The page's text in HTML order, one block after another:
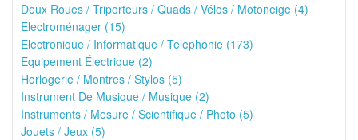
Deux Roues / Triporteurs / Quads / Vélos / Motoneige (4)
Electroménager (15)
Electronique / Informatique / Telephonie (173)
Equipement Électrique (2)
Horlogerie / Montres / Stylos (5)
Instrument De Musique / Musique (2)
Instruments / Mesure / Scientifique / Photo (5)
Jouets / Jeux (5)